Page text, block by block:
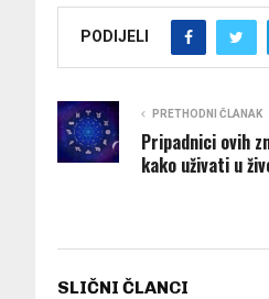
PODIJELI
PRETHODNI ČLANAK
Pripadnici ovih
kako uživati u
SLIČNI ČLANCI